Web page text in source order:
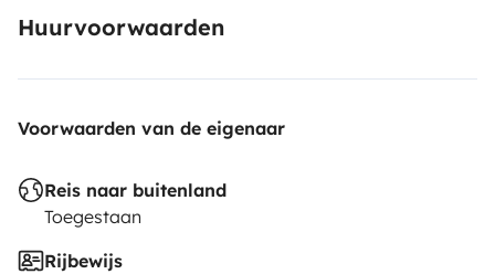
Huurvoorwaarden
Voorwaarden van de eigenaar
Reis naar buitenland
Toegestaan
Rijbewijs